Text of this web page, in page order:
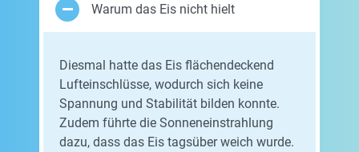
Warum das Eis nicht hielt
Diesmal hatte das Eis flächendeckend
Lufteinschlüsse, wodurch sich keine
Spannung und Stabilität bilden konnte.
Zudem führte die Sonneneinstrahlung
dazu, dass das Eis tagsüber weich wurde.